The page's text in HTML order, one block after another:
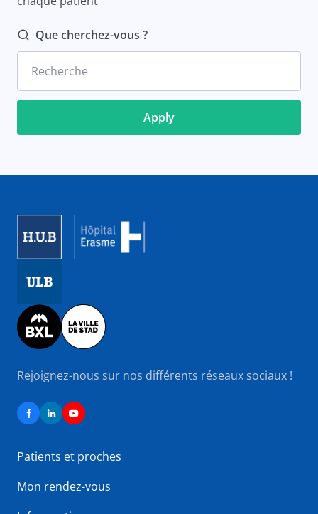
Que cherchez-vous ?
Recherche
Image
Rejoignez-nous sur nos différents réseaux sociaux !
Patients et proches
Mon rendez-vous